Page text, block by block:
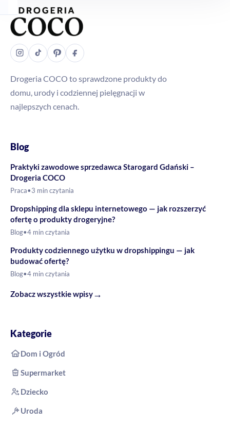
Drogeria COCO to sprawdzone produkty do
domu, urody i codziennej pielęgnacji w
najlepszych cenach.
Blog
Praktyki zawodowe sprzedawca Starogard Gdański –
Drogeria COCO
Praca•3 min czytania
Dropshipping dla sklepu internetowego — jak rozszerzyć
ofertę o produkty drogeryjne?
Blog•4 min czytania
Produkty codziennego użytku w dropshippingu — jak
budować ofertę?
Blog•4 min czytania
Zobacz wszystkie wpisy→
Kategorie
Dom i Ogród
Supermarket
Dziecko
Uroda